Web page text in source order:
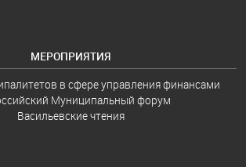
МЕРОПРИЯТИЯ
в сфере управления финансами
Муниципальный форум
Васильевские чтения